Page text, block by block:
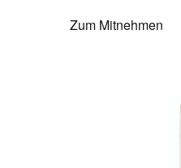
Zum Mitnehmen